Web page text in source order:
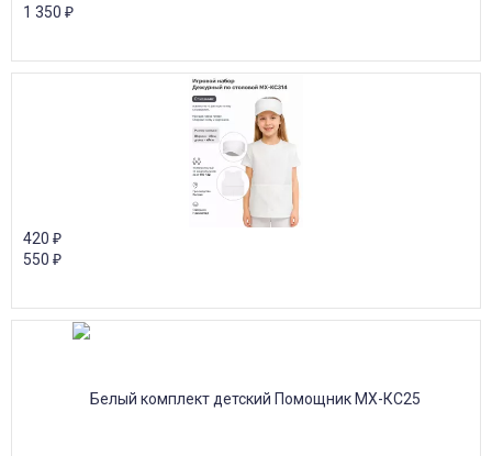
1 350 ₽
420 ₽
550 ₽